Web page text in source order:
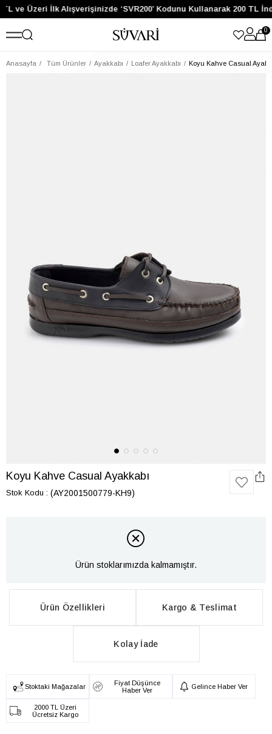
ve Üzeri İlk Alışverişinizde ‘SVR200’ Kodunu Kullanarak 200 TL
0
Anasayfa Tüm Ürünler Ayakkabı Loafer Ayakkabı Koyu Kahve Casual
Koyu Kahve Casual Ayakkabı
Stok Kodu (AY2001500779-KH9)
Ürün stoklarımızda kalmamıştır.
Ürün Özellikleri Kargo & Teslimat
Kolay İade
Stoktaki Mağazalar
Fiyat Düşünce
Haber Ver
Gelince Haber Ver
2000 TL Üzeri
Ücretsiz Kargo